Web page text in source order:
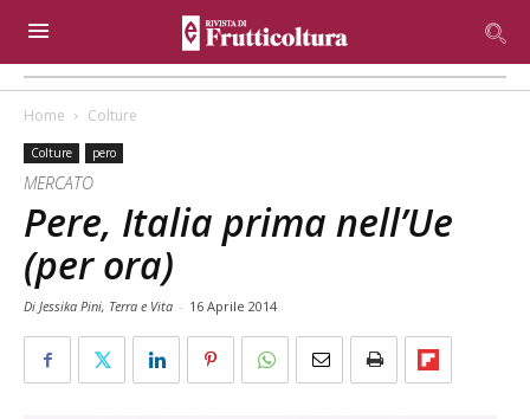
Home Colture
Colture pero
MERCATO
Pere, Italia prima nell’Ue
(per ora)
Di Jessika Pini, Terra e Vita - 16 Aprile 2014